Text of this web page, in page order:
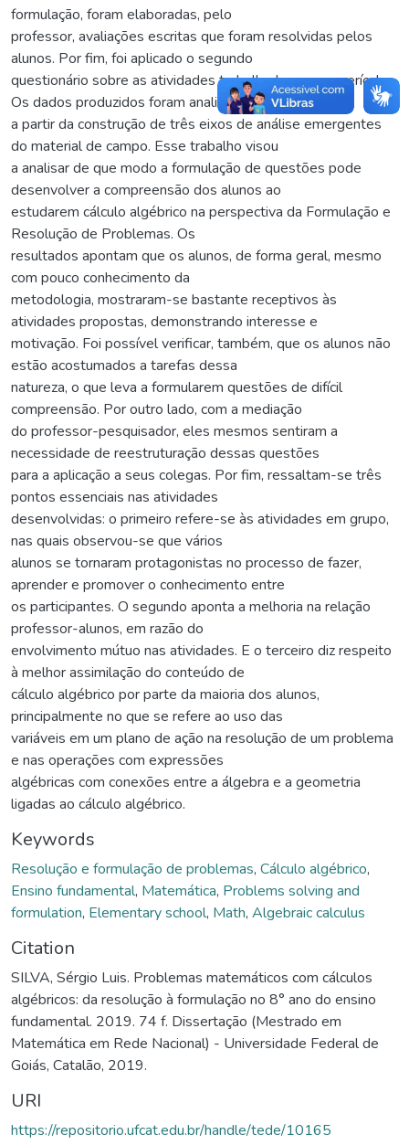
formulação, foram elaboradas, pelo
professor, avaliações escritas que foram resolvidas pelos
alunos. Por fim, foi aplicado o segundo
questionário sobre as atividades trabalhadas nesse período.
Os dados produzidos foram analisados
a partir da construção de três eixos de análise emergentes
do material de campo. Esse trabalho visou
a analisar de que modo a formulação de questões pode
desenvolver a compreensão dos alunos ao
estudarem cálculo algébrico na perspectiva da Formulação e
Resolução de Problemas. Os
resultados apontam que os alunos, de forma geral, mesmo
com pouco conhecimento da
metodologia, mostraram-se bastante receptivos às
atividades propostas, demonstrando interesse e
motivação. Foi possível verificar, também, que os alunos não
estão acostumados a tarefas dessa
natureza, o que leva a formularem questões de difícil
compreensão. Por outro lado, com a mediação
do professor-pesquisador, eles mesmos sentiram a
necessidade de reestruturação dessas questões
para a aplicação a seus colegas. Por fim, ressaltam-se três
pontos essenciais nas atividades
desenvolvidas: o primeiro refere-se às atividades em grupo,
nas quais observou-se que vários
alunos se tornaram protagonistas no processo de fazer,
aprender e promover o conhecimento entre
os participantes. O segundo aponta a melhoria na relação
professor-alunos, em razão do
envolvimento mútuo nas atividades. E o terceiro diz respeito
à melhor assimilação do conteúdo de
cálculo algébrico por parte da maioria dos alunos,
principalmente no que se refere ao uso das
variáveis em um plano de ação na resolução de um problema
e nas operações com expressões
algébricas com conexões entre a álgebra e a geometria
ligadas ao cálculo algébrico.
Keywords
Resolução e formulação de problemas, Cálculo algébrico,
Ensino fundamental, Matemática, Problems solving and
formulation, Elementary school, Math, Algebraic calculus
Citation
SILVA, Sérgio Luis. Problemas matemáticos com cálculos
algébricos: da resolução à formulação no 8° ano do ensino
fundamental. 2019. 74 f. Dissertação (Mestrado em
Matemática em Rede Nacional) - Universidade Federal de
Goiás, Catalão, 2019.
URI
https://repositorio.ufcat.edu.br/handle/tede/10165